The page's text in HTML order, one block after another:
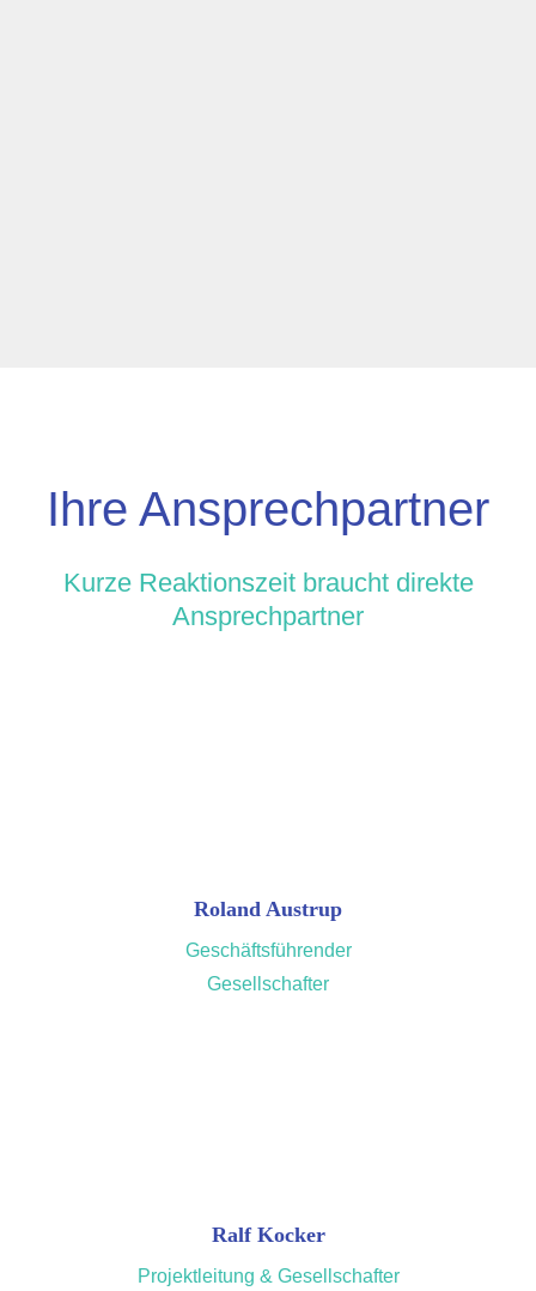
Ihre Ansprechpartner
Kurze Reaktionszeit braucht direkte
Ansprechpartner
Roland Austrup
Geschäftsführender
Gesellschafter
Ralf Kocker
Projektleitung & Gesellschafter